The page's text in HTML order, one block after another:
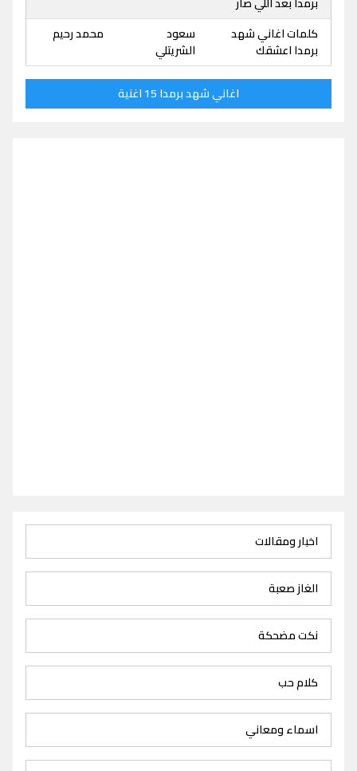
كلمات اغاني شهد
برمدا اعشقك
سعود
الشريتلي
محمد رحيم
اغاني شهد برمدا 15 اغنية
اخبار ومقالات
الغاز صعبة
نكت مضحكة
كلام حب
اسماء ومعاني